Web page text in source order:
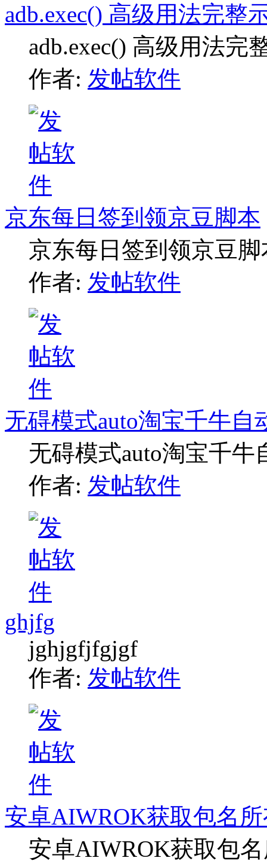
adb.exec() 高级用法完整
adb.exec() 高级用法完
作者: 发帖软件
京东每日签到领京豆脚本
京东每日签到领京豆脚
作者: 发帖软件
无碍模式auto淘宝千牛自
无碍模式auto淘宝千牛
作者: 发帖软件
ghjfg
jghjgfjfgjgf
作者: 发帖软件
安卓AIWROK获取包名
安卓AIWROK获取包